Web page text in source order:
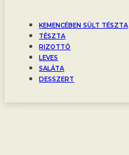
KEMENCÉBEN SÜLT TÉSZTA
TÉSZTA
RIZOTTÓ
LEVES
SALÁTA
DESSZERT